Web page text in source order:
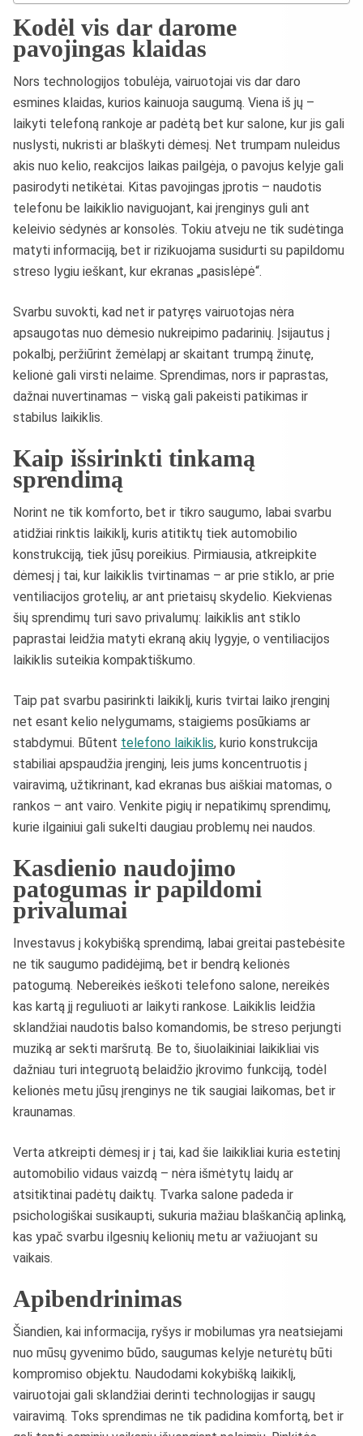
Kodėl vis dar darome
pavojingas klaidas
Nors technologijos tobulėja, vairuotojai vis dar daro
esmines klaidas, kurios kainuoja saugumą. Viena iš jų –
laikyti telefoną rankoje ar padėtą bet kur salone, kur jis gali
nuslysti, nukristi ar blaškyti dėmesį. Net trumpam nuleidus
akis nuo kelio, reakcijos laikas pailgėja, o pavojus kelyje gali
pasirodyti netikėtai. Kitas pavojingas įprotis – naudotis
telefonu be laikiklio naviguojant, kai įrenginys guli ant
keleivio sėdynės ar konsolės. Tokiu atveju ne tik sudėtinga
matyti informaciją, bet ir rizikuojama susidurti su papildomu
streso lygiu ieškant, kur ekranas „pasislėpė“.
Svarbu suvokti, kad net ir patyręs vairuotojas nėra
apsaugotas nuo dėmesio nukreipimo padarinių. Įsijautus į
pokalbį, peržiūrint žemėlapį ar skaitant trumpą žinutę,
kelionė gali virsti nelaime. Sprendimas, nors ir paprastas,
dažnai nuvertinamas – viską gali pakeisti patikimas ir
stabilus laikiklis.
Kaip išsirinkti tinkamą
sprendimą
Norint ne tik komforto, bet ir tikro saugumo, labai svarbu
atidžiai rinktis laikiklį, kuris atitiktų tiek automobilio
konstrukciją, tiek jūsų poreikius. Pirmiausia, atkreipkite
dėmesį į tai, kur laikiklis tvirtinamas – ar prie stiklo, ar prie
ventiliacijos grotelių, ar ant prietaisų skydelio. Kiekvienas
šių sprendimų turi savo privalumų: laikiklis ant stiklo
paprastai leidžia matyti ekraną akių lygyje, o ventiliacijos
laikiklis suteikia kompaktiškumo.
Taip pat svarbu pasirinkti laikiklį, kuris tvirtai laiko įrenginį
net esant kelio nelygumams, staigiems posūkiams ar
stabdymui. Būtent telefono laikiklis, kurio konstrukcija
stabiliai apspaudžia įrenginį, leis jums koncentruotis į
vairavimą, užtikrinant, kad ekranas bus aiškiai matomas, o
rankos – ant vairo. Venkite pigių ir nepatikimų sprendimų,
kurie ilgainiui gali sukelti daugiau problemų nei naudos.
Kasdienio naudojimo
patogumas ir papildomi
privalumai
Investavus į kokybišką sprendimą, labai greitai pastebėsite
ne tik saugumo padidėjimą, bet ir bendrą kelionės
patogumą. Nebereikės ieškoti telefono salone, nereikės
kas kartą jį reguliuoti ar laikyti rankose. Laikiklis leidžia
sklandžiai naudotis balso komandomis, be streso perjungti
muziką ar sekti maršrutą. Be to, šiuolaikiniai laikikliai vis
dažniau turi integruotą belaidžio įkrovimo funkciją, todėl
kelionės metu jūsų įrenginys ne tik saugiai laikomas, bet ir
kraunamas.
Verta atkreipti dėmesį ir į tai, kad šie laikikliai kuria estetinį
automobilio vidaus vaizdą – nėra išmėtytų laidų ar
atsitiktinai padėtų daiktų. Tvarka salone padeda ir
psichologiškai susikaupti, sukuria mažiau blaškančią aplinką,
kas ypač svarbu ilgesnių kelionių metu ar važiuojant su
vaikais.
Apibendrinimas
Šiandien, kai informacija, ryšys ir mobilumas yra neatsiejami
nuo mūsų gyvenimo būdo, saugumas kelyje neturėtų būti
kompromiso objektu. Naudodami kokybišką laikiklį,
vairuotojai gali sklandžiai derinti technologijas ir saugų
vairavimą. Toks sprendimas ne tik padidina komfortą, bet ir